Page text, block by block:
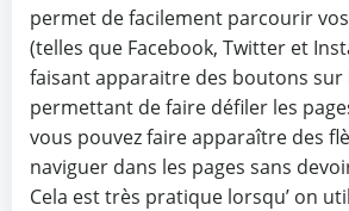
permet de facilement parcourir
(telles que Facebook, Twitter et
faisant apparaitre des boutons sur
permettant de faire défiler les
vous pouvez faire apparaître des
naviguer dans les pages sans
Cela est très pratique lorsqu’ on